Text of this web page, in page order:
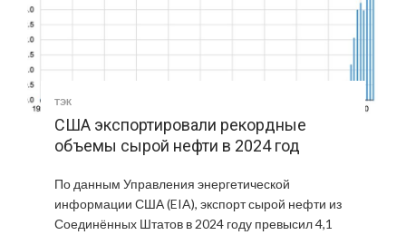
ТЭК
США экспортировали рекордные
объемы сырой нефти в 2024 год
По данным Управления энергетической
информации США (EIA), экспорт сырой нефти из
Соединённых Штатов в 2024 году превысил 4,1